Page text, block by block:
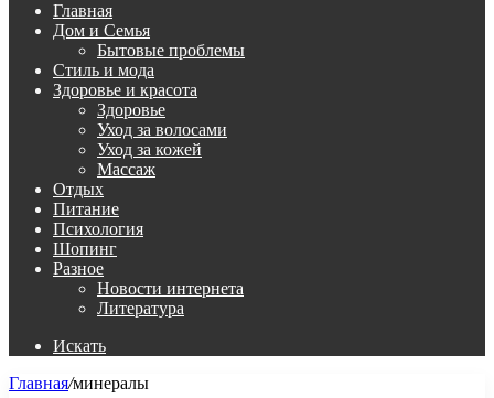
Главная
Дом и Семья
Бытовые проблемы
Стиль и мода
Здоровье и красота
Здоровье
Уход за волосами
Уход за кожей
Массаж
Отдых
Питание
Психология
Шопинг
Разное
Новости интернета
Литература
Искать
Главная/минералы